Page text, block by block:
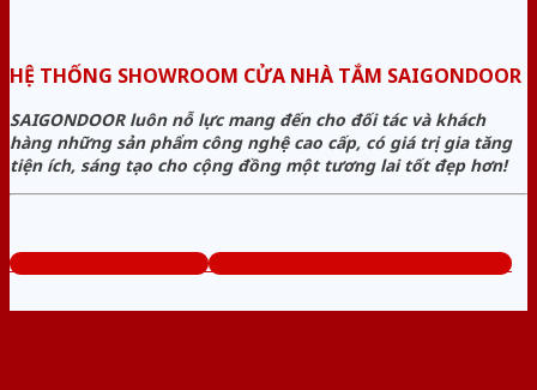
HỆ THỐNG SHOWROOM CỬA NHÀ TẮM SAIGONDOOR
SAIGONDOOR luôn nỗ lực mang đến cho đối tác và khách
hàng những sản phẩm công nghệ cao cấp, có giá trị gia tăng
tiện ích, sáng tạo cho cộng đồng một tương lai tốt đẹp hơn!
www.cuanhuavango.com Tổng đài tư vấn miễn phí: 0824.400.400